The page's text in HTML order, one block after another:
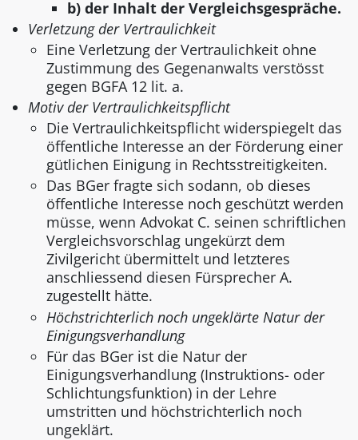
b) der Inhalt der Vergleichsgespräche.
Verletzung der Vertraulichkeit
Eine Verletzung der Vertraulichkeit ohne
Zustimmung des Gegenanwalts verstösst
gegen BGFA 12 lit. a.
Motiv der Vertraulichkeitspflicht
Die Vertraulichkeitspflicht widerspiegelt das
öffentliche Interesse an der Förderung einer
gütlichen Einigung in Rechtsstreitigkeiten.
Das BGer fragte sich sodann, ob dieses
öffentliche Interesse noch geschützt werden
müsse, wenn Advokat C. seinen schriftlichen
Vergleichsvorschlag ungekürzt dem
Zivilgericht übermittelt und letzteres
anschliessend diesen Fürsprecher A.
zugestellt hätte.
Höchstrichterlich noch ungeklärte Natur der
Einigungsverhandlung
Für das BGer ist die Natur der
Einigungsverhandlung (Instruktions- oder
Schlichtungsfunktion) in der Lehre
umstritten und höchstrichterlich noch
ungeklärt.